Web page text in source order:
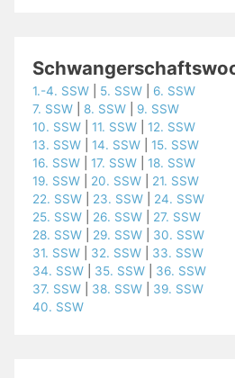
1.-4. SSW 5. SSW
6. SSW
7. SSW
8. SSW
9. SSW
10. SSW |11. SSW |12. SSW
13. SSW |14. SSW |15. SSW
16. SSW |17. SSW |18. SSW
19. SSW
20. SSW
21. SSW
22. SSW
23. SSW
24. SSW
25. SSW
26. SSW
27. SSW
28. SSW
29. SSW
30. SSW
31. SSW
32. SSW
33. SSW
34. SSW
35. SSW
36. SSW
37. SSW
38. SSW
39. SSW
40. SSW